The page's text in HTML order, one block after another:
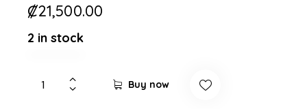
₡21,500.00
2 in stock
Buy now